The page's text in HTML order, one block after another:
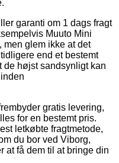
garanti om 1 dags fragt
Muuto Mini
men glem ikke at det
end et bestemt
de højst sandsynligt kan
gratis levering,
for en bestemt pris.
letkøbte fragtmetode,
du bor ved Viborg,
at få dem til at bringe din